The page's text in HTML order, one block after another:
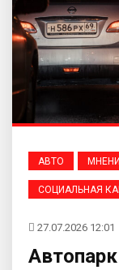
АВТО
СОЦИАЛЬНАЯ
27.07.2026 12:01